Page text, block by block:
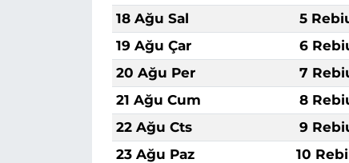
18 Ağu Sal
5
19 Ağu Çar
6
20 Ağu Per
7
21 Ağu Cum
8
22 Ağu Cts
9
23 Ağu Paz
10